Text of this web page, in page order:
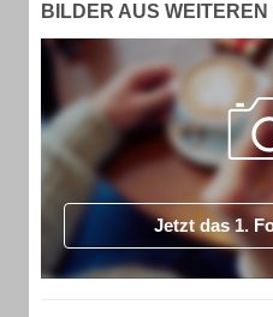
BILDER AUS WEITEREN
Jetzt das 1.